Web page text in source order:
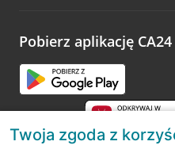
opinie.
Pobierz aplikację
Twoja zgoda z